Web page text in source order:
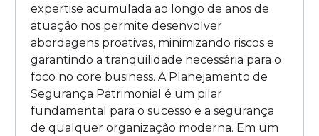
expertise acumulada ao longo de anos de
atuação nos permite desenvolver
abordagens proativas, minimizando riscos e
garantindo a tranquilidade necessária para o
foco no core business. A Planejamento de
Segurança Patrimonial é um pilar
fundamental para o sucesso e a segurança
de qualquer organização moderna. Em um